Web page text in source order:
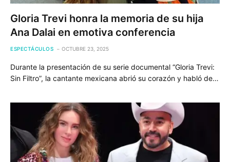
Gloria Trevi honra la memoria de su hija
Ana Dalai en emotiva conferencia
ESPECTÁCULOS OCTUBRE 23, 2025
Durante la presentación de su serie documental “Gloria Trevi:
Sin Filtro”, la cantante mexicana abrió su corazón y habló de…